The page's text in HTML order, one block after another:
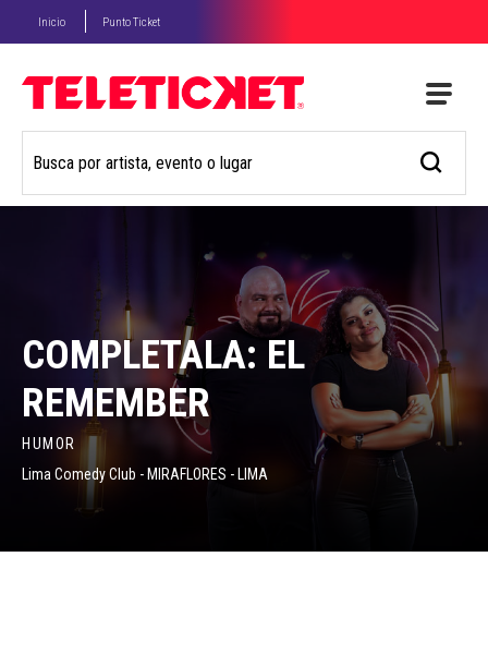
Inicio Punto Ticket
COMPLETALA: EL
REMEMBER
HUMOR
Lima Comedy Club - MIRAFLORES - LIMA